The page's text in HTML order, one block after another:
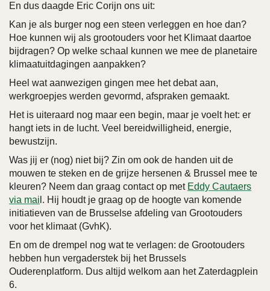
En dus daagde Eric Corijn ons uit:
Kan je als burger nog een steen verleggen en hoe dan?
Hoe kunnen wij als grootouders voor het Klimaat daartoe
bijdragen? Op welke schaal kunnen we mee de planetaire
klimaatuitdagingen aanpakken?
Heel wat aanwezigen gingen mee het debat aan,
werkgroepjes werden gevormd, afspraken gemaakt.
Het is uiteraard nog maar een begin, maar je voelt het: er
hangt iets in de lucht. Veel bereidwilligheid, energie,
bewustzijn.
Was jij er (nog) niet bij? Zin om ook de handen uit de
mouwen te steken en de grijze hersenen & Brussel mee te
kleuren? Neem dan graag contact op met Eddy Cautaers
via mai l. Hij houdt je graag op de hoogte van komende
initiatieven van de Brusselse afdeling van Grootouders
voor het klimaat (GvhK).
En om de drempel nog wat te verlagen: de Grootouders
hebben hun vergaderstek bij het Brussels
Ouderenplatform. Dus altijd welkom aan het Zaterdagplein
6.